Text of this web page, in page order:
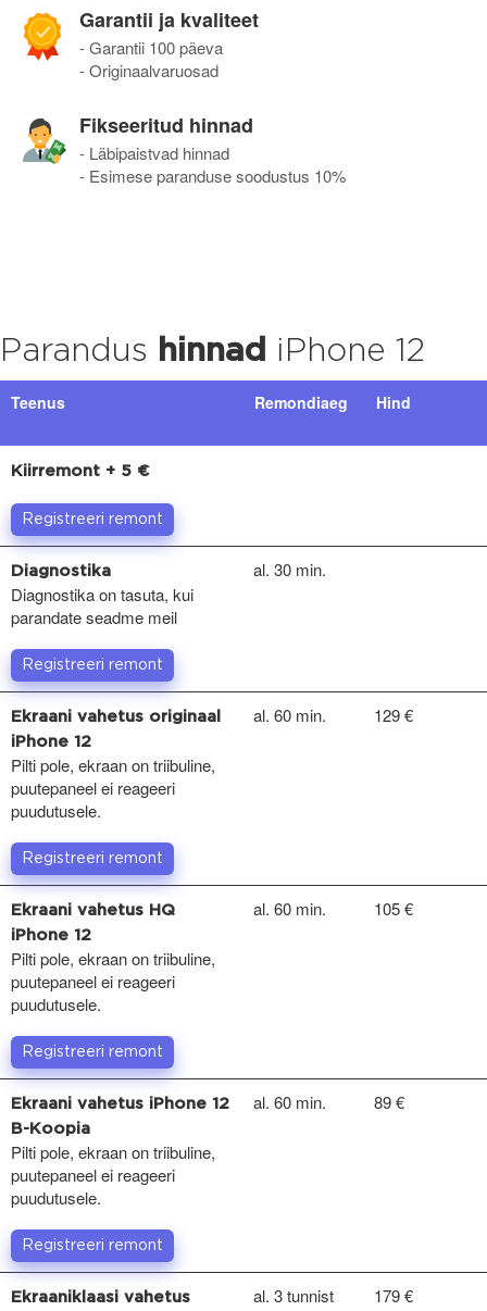
Garantii ja kvaliteet
- Garantii 100 päeva
- Originaalvaruosad
Fikseeritud hinnad
- Läbipaistvad hinnad
- Esimese paranduse soodustus 10%
Parandus hinnad iPhone 12
Teenus Remondiaeg Hind
Kiirremont + 5 €
Registreeri remont
Diagnostika
Diagnostika on tasuta, kui
parandate seadme meil
al. 30 min.
Registreeri remont
Ekraani vahetus originaal
iPhone 12
Pilti pole, ekraan on triibuline,
puutepaneel ei reageeri
puudutusele.
al. 60 min. 129 €
Registreeri remont
Ekraani vahetus HQ
iPhone 12
Pilti pole, ekraan on triibuline,
puutepaneel ei reageeri
puudutusele.
al. 60 min. 105 €
Registreeri remont
Ekraani vahetus iPhone 12
B-Koopia
Pilti pole, ekraan on triibuline,
puutepaneel ei reageeri
puudutusele.
al. 60 min. 89 €
Registreeri remont
Ekraaniklaasi vahetus
al. 3 tunnist 179 €